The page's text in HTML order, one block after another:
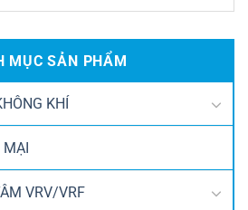
MỤC SẢN PHẨM
KHÍ
MẠI
VRV/VRF